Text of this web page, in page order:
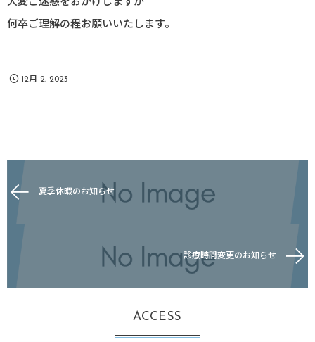
大変ご迷惑をおかけしますが
何卒ご理解の程お願いいたします。
12月 2, 2023
夏季休暇のお知らせ
診療時間変更のお知らせ
ACCESS